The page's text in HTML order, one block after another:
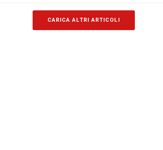
CARICA ALTRI ARTICOLI